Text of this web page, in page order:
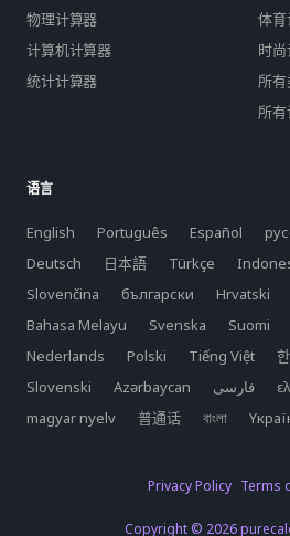
物理计算器
体育
计算机计算器
时
统计计算器
所
所
语言
English Português Español
Deutsch
日本語 Türkçe
Slovenčina
български Hrvatski
Bahasa Melayu
Svenska Suomi
Nederlands
Polski Tiếng Việt
Slovenski
Azərbaycan فارسی
magyar nyelv
普通话 বাংলা
Privacy Policy Terms
Copyright © 2026